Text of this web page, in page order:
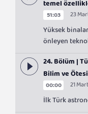
temel
51:03 23
Yüksek
önleyen
24. Bölüm |
Bilim ve Ötesi
00:00 21
İlk Türk